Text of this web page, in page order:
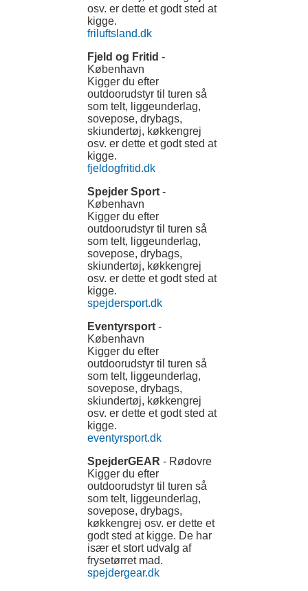
osv. er dette et godt sted at
kigge.
friluftsland.dk
Fjeld og Fritid -
København
Kigger du efter
outdoorudstyr til turen så
som telt, liggeunderlag,
sovepose, drybags,
skiundertøj, køkkengrej
osv. er dette et godt sted at
kigge.
fjeldogfritid.dk
Spejder Sport -
København
Kigger du efter
outdoorudstyr til turen så
som telt, liggeunderlag,
sovepose, drybags,
skiundertøj, køkkengrej
osv. er dette et godt sted at
kigge.
spejdersport.dk
Eventyrsport -
København
Kigger du efter
outdoorudstyr til turen så
som telt, liggeunderlag,
sovepose, drybags,
skiundertøj, køkkengrej
osv. er dette et godt sted at
kigge.
eventyrsport.dk
SpejderGEAR - Rødovre
Kigger du efter
outdoorudstyr til turen så
som telt, liggeunderlag,
sovepose, drybags,
køkkengrej osv. er dette et
godt sted at kigge. De har
især et stort udvalg af
frysetørret mad.
spejdergear.dk